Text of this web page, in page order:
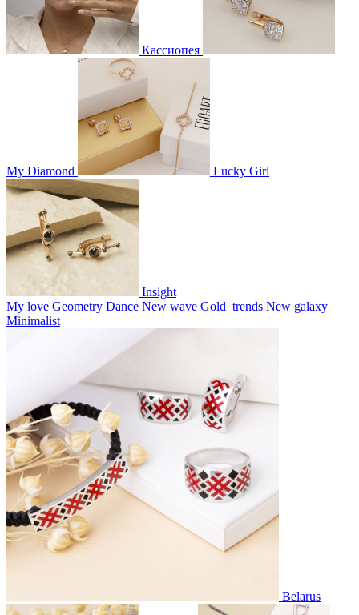
Кассиопея
My Diamond Lucky Girl
Insight
My love Geometry Dance New wave Gold_trends New galaxy
Minimalist
Belarus